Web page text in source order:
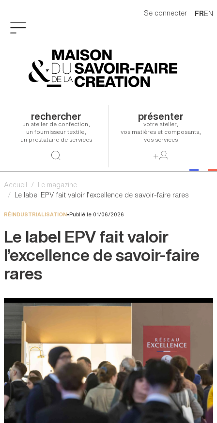
Se connecter FREN
rechercher
un atelier de confection,
un fournisseur textile,
un prestataire de services
présenter
votre atelier,
vos matières et composants,
vos services
Accueil
Le magazine
Le label EPV fait valoir l’excellence de savoir-faire rares
RUBRIQUE
RÉINDUSTRIALISATION Publié le 01/06/2026
Le label EPV fait valoir
l’excellence de savoir-faire
rares
Visuel
Image